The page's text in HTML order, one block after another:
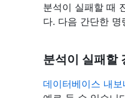
분석이 실패할 때
다. 다음 간단한
분석이 실패할
데이터베이스 내